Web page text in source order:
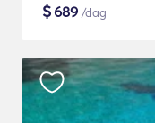
$689 /dag